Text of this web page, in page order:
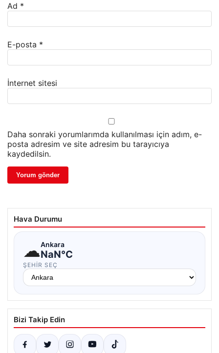
Ad *
E-posta *
İnternet sitesi
Daha sonraki yorumlarımda kullanılması için adım, e-
posta adresim ve site adresim bu tarayıcıya
kaydedilsin.
Hava Durumu
☁Ankara
NaN°C
ŞEHIR SEÇ
Bizi Takip Edin